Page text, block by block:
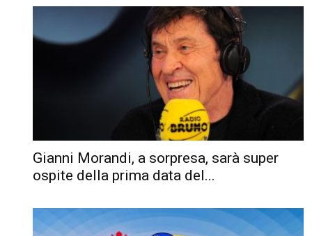
Gianni Morandi, a sorpresa, sarà super
ospite della prima data del...